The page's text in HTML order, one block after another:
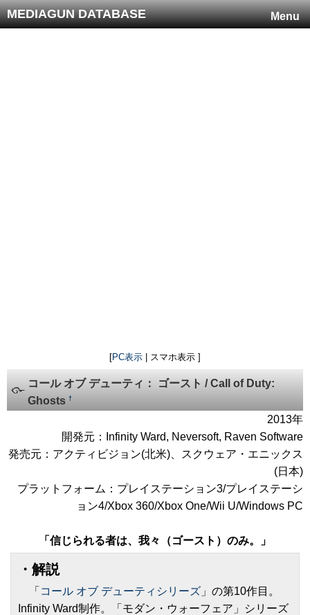
Menu
MEDIAGUN DATABASE
[PC表示 | スマホ表示 ]
コール オブ デューティ： ゴースト / Call of Duty:
Ghosts †
2013年
開発元：Infinity Ward, Neversoft, Raven Software
発売元：アクティビジョン(北米)、スクウェア・エニックス
(日本)
プラットフォーム：プレイステーション3/プレイステーシ
ョン4/Xbox 360/Xbox One/Wii U/Windows PC
「信じられる者は、我々（ゴースト）のみ。」
・解説
「 コール オブ デューティシリーズ 」の第10作目。
Infinity Ward制作。「モダン・ウォーフェア」シリーズ